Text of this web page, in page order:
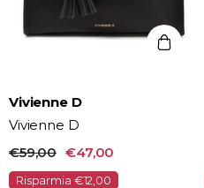
Vendor:
Vivienne D
Vivienne D
€59,00 €47,00
Risparmia €12,00